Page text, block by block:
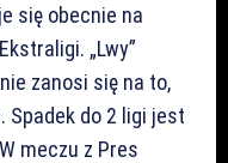
się obecnie na
„Lwy”
zanosi się na to,
Spadek do 2 ligi jest
meczu z Pres